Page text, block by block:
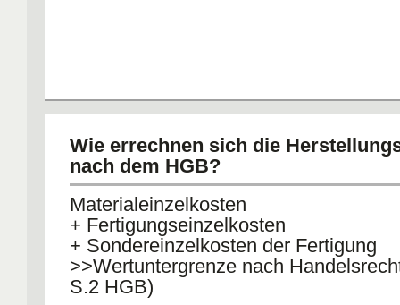
Wie errechnen sich die
nach dem HGB?
Materialeinzelkosten
+ Fertigungseinzelkosten
+ Sondereinzelkosten der Fertigung
>>Wertuntergrenze nach
S.2 HGB)